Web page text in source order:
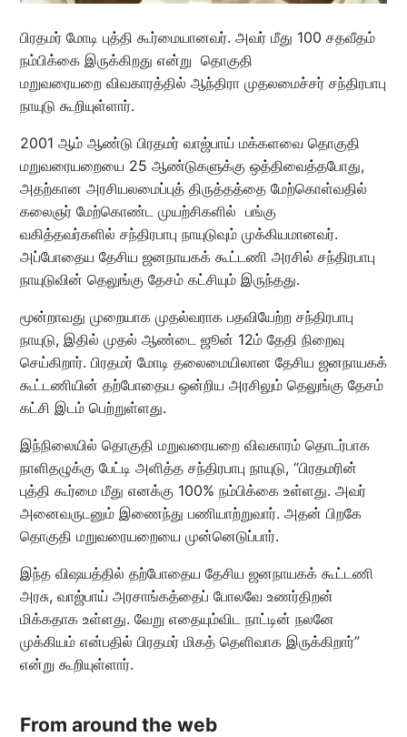
பிரதமர் மோடி புத்தி கூர்மையானவர். அவர் மீது 100 சதவீதம்
நம்பிக்கை இருக்கிறது என்று தொகுதி
மறுவரையறை விவகாரத்தில் ஆந்திரா முதலமைச்சர் சந்திரபாபு
நாயுடு கூறியுள்ளார்.
2001 ஆம் ஆண்டு பிரதமர் வாஜ்பாய் மக்களவை தொகுதி
மறுவரையறையை 25 ஆண்டுகளுக்கு ஒத்திவைத்தபோது,
அதற்கான அரசியலமைப்புத் திருத்தத்தை மேற்கொள்வதில்
கலைஞர் மேற்கொண்ட முயற்சிகளில் பங்கு
வகித்தவர்களில் சந்திரபாபு நாயுடுவும் முக்கியமானவர்.
அப்போதைய தேசிய ஜனநாயகக் கூட்டணி அரசில் சந்திரபாபு
நாயுடுவின் தெலுங்கு தேசம் கட்சியும் இருந்தது.
மூன்றாவது முறையாக முதல்வராக பதவியேற்ற சந்திரபாபு
நாயுடு, இதில் முதல் ஆண்டை ஜூன் 12ம் தேதி நிறைவு
செய்கிறார். பிரதமர் மோடி தலைமையிலான தேசிய ஜனநாயகக்
கூட்டணியின் தற்போதைய ஒன்றிய அரசிலும் தெலுங்கு தேசம்
கட்சி இடம் பெற்றுள்ளது.
இந்நிலையில் தொகுதி மறுவரையறை விவகாரம் தொடர்பாக
நாளிதழுக்கு பேட்டி அளித்த சந்திரபாபு நாயுடு, “பிரதமரின்
புத்தி கூர்மை மீது எனக்கு 100% நம்பிக்கை உள்ளது. அவர்
அனைவருடனும் இணைந்து பணியாற்றுவார். அதன் பிறகே
தொகுதி மறுவரையறையை முன்னெடுப்பார்.
இந்த விஷயத்தில் தற்போதைய தேசிய ஜனநாயகக் கூட்டணி
அரசு, வாஜ்பாய் அரசாங்கத்தைப் போலவே உணர்திறன்
மிக்கதாக உள்ளது. வேறு எதையும்விட நாட்டின் நலனே
முக்கியம் என்பதில் பிரதமர் மிகத் தெளிவாக இருக்கிறார்”
என்று கூறியுள்ளார்.
From around the web